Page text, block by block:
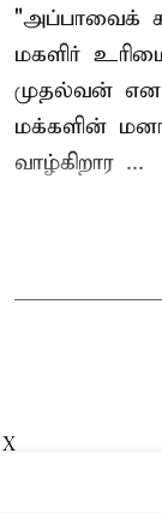
"அப்பாவைக்
மகளிர்
முதல்வன் என
மக்களின்
வாழ்கிறார ...
X